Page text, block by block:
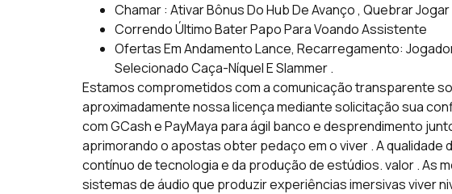
Chamar : Ativar Bônus Do Hub De Avanço , Quebrar
Correndo Último Bater Papo Para Voando Assistente
Ofertas Em Andamento Lance, Recarregamento:
Selecionado Caça-Níquel E Slammer .
Estamos comprometidos com a comunicação transparente
aproximadamente nossa licença mediante solicitação sua
com GCash e PayMaya para ágil banco e desprendimento
aprimorando o apostas obter pedaço em o viver . A
contínuo de tecnologia e da produção de estúdios. valor . As
sistemas de áudio que produzir experiências imersivas viver